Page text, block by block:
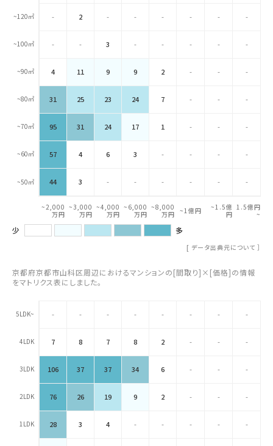
~120㎡ - 2 - - - - - -
~100㎡ - - 3 - - - - -
~90㎡ 4 11 9 9 2 - - -
~80㎡ 31 25 23 24 7 - - -
~70㎡ 95 31 24 17 1 - - -
~60㎡ 57 4 6 3 - - - -
~50㎡ 44 3 - - - - - -
~2,000
万円
~3,000
万円
~4,000
万円
~6,000
万円
~8,000
万円 ~1億円
~1.5億
円
1.5億円
~
少 多
[ データ出典元について ］
京都府京都市山科区周辺におけるマンションの[間取り]×[価格]の情報
をマトリクス表にしました。
5LDK~ - - - - - - - -
4LDK 7 8 7 8 2 - - -
3LDK 106 37 37 34 6 - - -
2LDK 76 26 19 9 2 - - -
1LDK 28 3 4 - - - - -